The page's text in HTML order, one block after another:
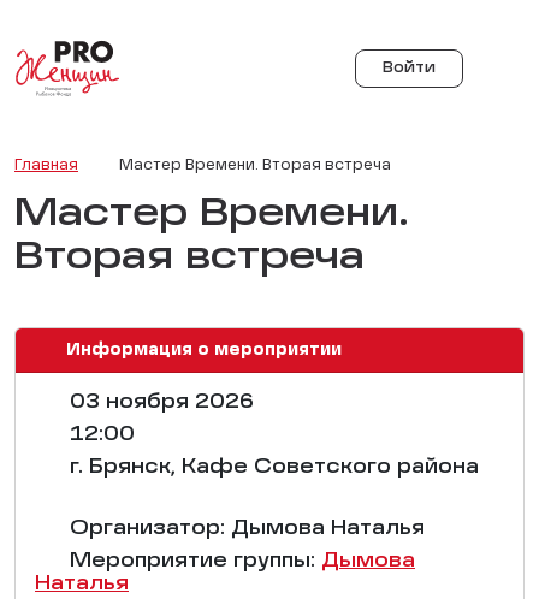
Войти
Главная Мастер Времени. Вторая встреча
Мастер Времени.
Вторая встреча
Информация о мероприятии
03 ноября 2026
12:00
г. Брянск, Кафе Советского района
Организатор: Дымова Наталья
Мероприятие группы: Дымова
Наталья